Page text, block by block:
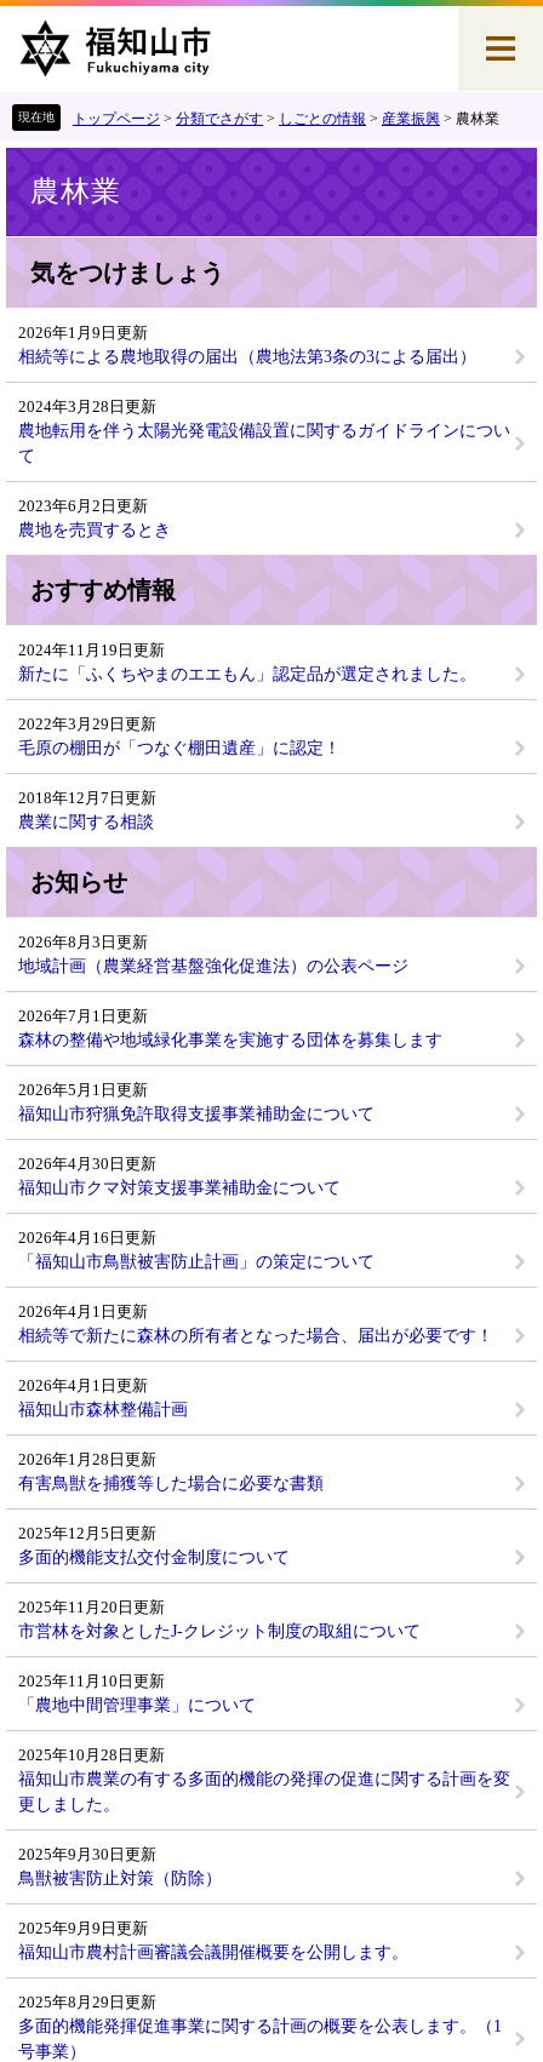
本
文
トップページ > 分類でさがす > しごとの情報 > 産業振興 > 農林業
農林業
気をつけましょう
2026年1月9日更新
相続等による農地取得の届出（農地法第3条の3による届出）
2024年3月28日更新
農地転用を伴う太陽光発電設備設置に関するガイドラインについ
て
2023年6月2日更新
農地を売買するとき
おすすめ情報
2024年11月19日更新
新たに「ふくちやまのエエもん」認定品が選定されました。
2022年3月29日更新
毛原の棚田が「つなぐ棚田遺産」に認定！
2018年12月7日更新
農業に関する相談
お知らせ
2026年8月3日更新
地域計画（農業経営基盤強化促進法）の公表ページ
2026年7月1日更新
森林の整備や地域緑化事業を実施する団体を募集します
2026年5月1日更新
福知山市狩猟免許取得支援事業補助金について
2026年4月30日更新
福知山市クマ対策支援事業補助金について
2026年4月16日更新
「福知山市鳥獣被害防止計画」の策定について
2026年4月1日更新
相続等で新たに森林の所有者となった場合、届出が必要です！
2026年4月1日更新
福知山市森林整備計画
2026年1月28日更新
有害鳥獣を捕獲等した場合に必要な書類
2025年12月5日更新
多面的機能支払交付金制度について
2025年11月20日更新
市営林を対象としたJ-クレジット制度の取組について
2025年11月10日更新
「農地中間管理事業」について
2025年10月28日更新
福知山市農業の有する多面的機能の発揮の促進に関する計画を変
更しました。
2025年9月30日更新
鳥獣被害防止対策（防除）
2025年9月9日更新
福知山市農村計画審議会議開催概要を公開します。
2025年8月29日更新
多面的機能発揮促進事業に関する計画の概要を公表します。（1
号事業）